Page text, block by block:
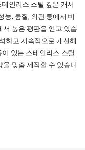
인리스 스틸 깊은 캐서
능, 품질, 외관 등에서 비
높은 평판을 얻고 있습
하고 지속적으로 개선해
있는 스테인리스 스틸
맞춤 제작할 수 있습니